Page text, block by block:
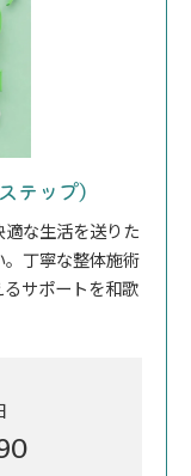
テップ)
な生活を送りた
丁寧な整体施術
サポートを和歌